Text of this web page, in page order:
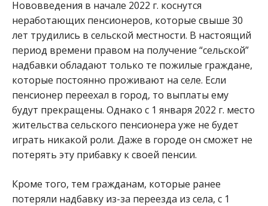
Нововведения в начале 2022 г. коснутся
неработающих пенсионеров, которые свыше 30
лет трудились в сельской местности. В настоящий
период времени правом на получение “сельской”
надбавки обладают только те пожилые граждане,
которые постоянно проживают на селе. Если
пенсионер переехал в город, то выплаты ему
будут прекращены. Однако с 1 января 2022 г. место
жительства сельского пенсионера уже не будет
играть никакой роли. Даже в городе он сможет не
потерять эту прибавку к своей пенсии.
Кроме того, тем гражданам, которые ранее
потеряли надбавку из-за переезда из села, с 1